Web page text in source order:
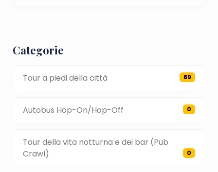
Categorie
Tour a piedi della città 89
Autobus Hop-On/Hop-Off 0
Tour della vita notturna e dei bar (Pub
Crawl)
0